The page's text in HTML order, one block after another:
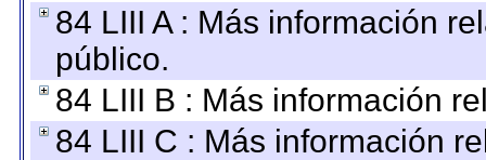
84 LIII A : Más información
público.
84 LIII B : Más información
84 LIII C : Más información